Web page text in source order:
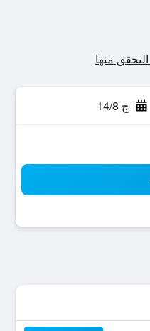
ج 14/8